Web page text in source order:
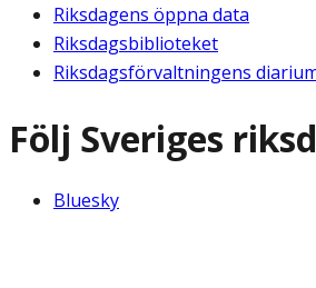
Riksdagens öppna data
Riksdagsbiblioteket
Riksdagsförvaltningens
Följ Sveriges
Bluesky